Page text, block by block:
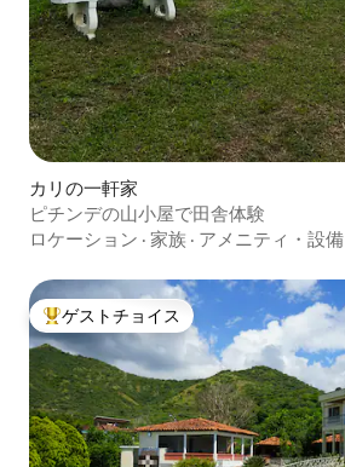
カリの一軒家
ピチンデの山小屋で田舎体験
ロケーション · 家族 · アメニティ・設備
大好評のゲストチョイスです。
ゲストチョイス